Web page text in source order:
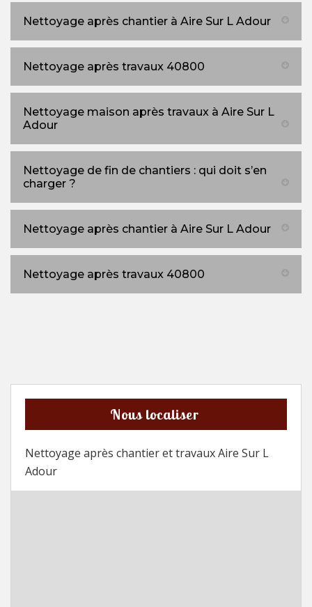
Nettoyage après chantier à Aire Sur L Adour
Nettoyage après travaux 40800
Nettoyage maison après travaux à Aire Sur L
Adour
Nettoyage de fin de chantiers : qui doit s’en
charger ?
Nettoyage après chantier à Aire Sur L Adour
Nettoyage après travaux 40800
Nous localiser
Nettoyage après chantier et travaux Aire Sur L
Adour